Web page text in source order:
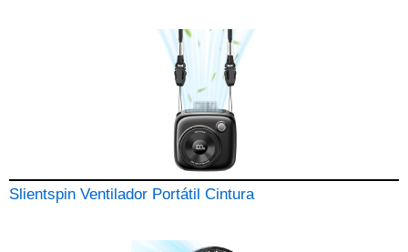
Slientspin Ventilador Portátil Cintura